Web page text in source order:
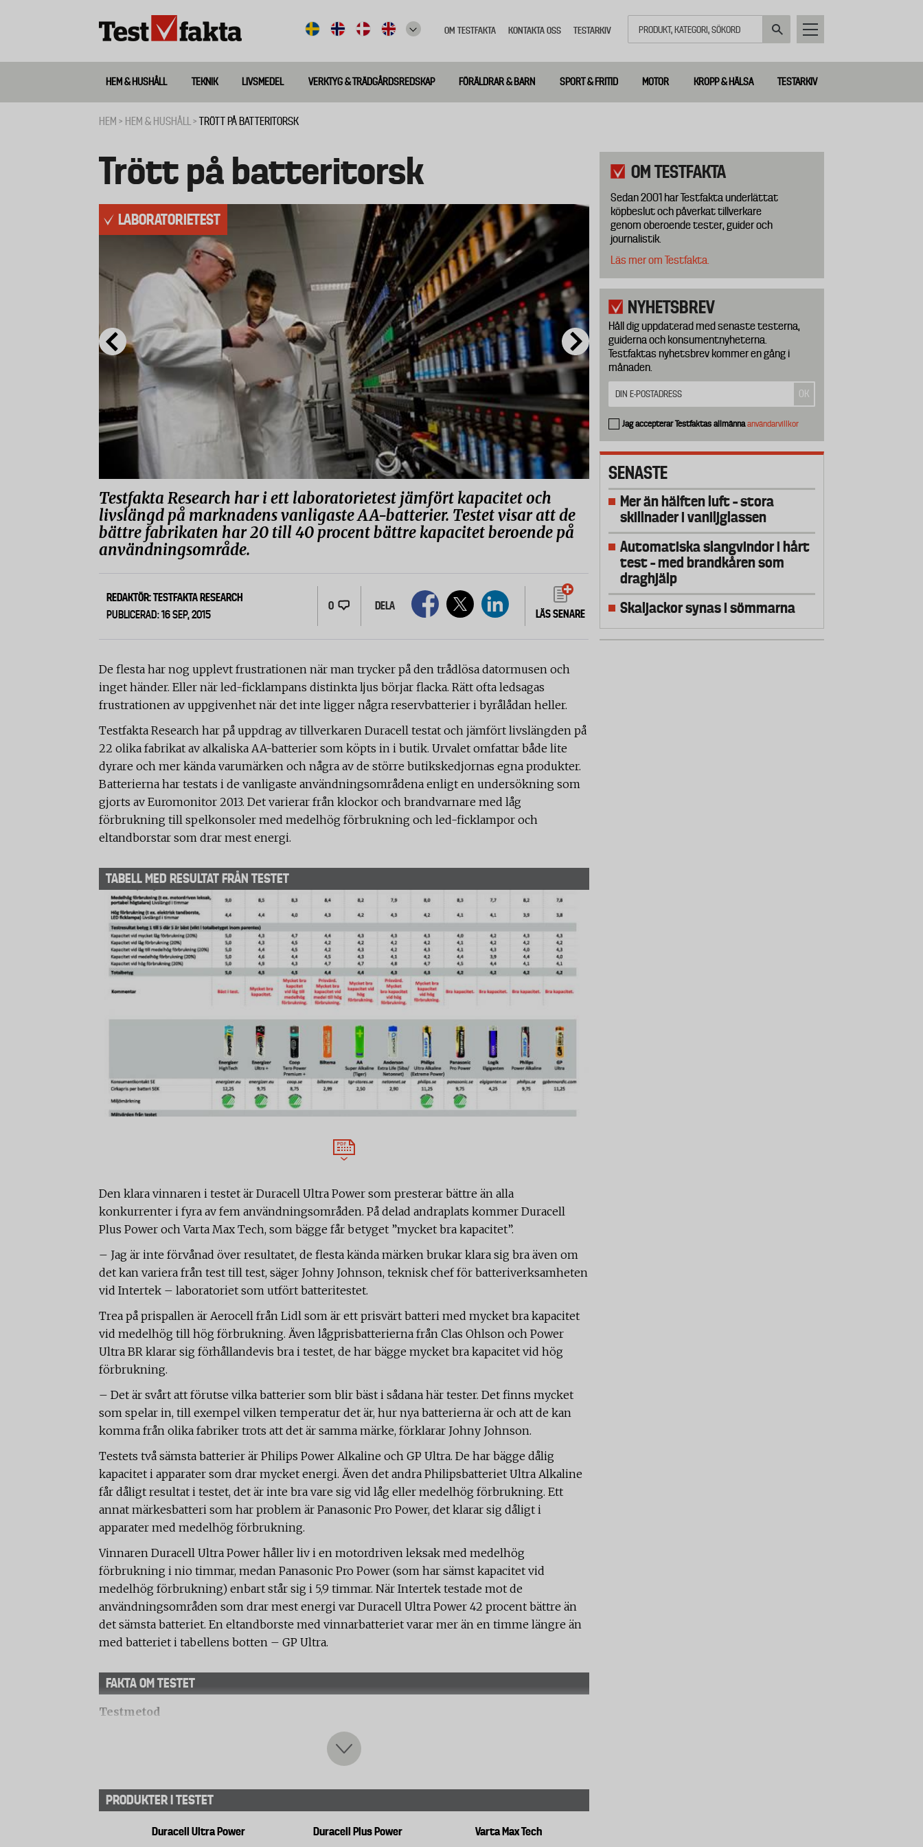
meny
OM TESTFAKTA KONTAKTA OSS TESTARKIV
Huvudmeny
ny
HEM & HUSHÅLL TEKNIK LIVSMEDEL VERKTYG & TRÄDGÅRDSREDSKAP FÖRÄLDRAR & BARN SPORT & FRITID MOTOR KROPP & HÄLSA TESTARKIV
HEM HEM & HUSHÅLL TRÖTT PÅ BATTERITORSK
Trött på batteritorsk
LABORATORIETEST
Testfakta Research har i ett laboratorietest jämfört kapacitet och
livslängd på marknadens vanligaste AA-batterier. Testet visar att de
bättre fabrikaten har 20 till 40 procent bättre kapacitet beroende på
användningsområde.
REDAKTÖR: TESTFAKTA RESEARCH
PUBLICERAD: 16 SEP, 2015
0 DELA
LÄS SENARE
De flesta har nog upplevt frustrationen när man trycker på den trådlösa datormusen och
inget händer. Eller när led-ficklampans distinkta ljus börjar flacka. Rätt ofta ledsagas
frustrationen av uppgivenhet när det inte ligger några reservbatterier i byrålådan heller.
Testfakta Research har på uppdrag av tillverkaren Duracell testat och jämfört livslängden på
22 olika fabrikat av alkaliska AA-batterier som köpts in i butik. Urvalet omfattar både lite
dyrare och mer kända varumärken och några av de större butikskedjornas egna produkter.
Batterierna har testats i de vanligaste användningsområdena enligt en undersökning som
gjorts av Euromonitor 2013. Det varierar från klockor och brandvarnare med låg
förbrukning till spelkonsoler med medelhög förbrukning och led-ficklampor och
eltandborstar som drar mest energi.
TABELL MED RESULTAT FRÅN TESTET
Den klara vinnaren i testet är Duracell Ultra Power som presterar bättre än alla
konkurrenter i fyra av fem användningsområden. På delad andraplats kommer Duracell
Plus Power och Varta Max Tech, som bägge får betyget ”mycket bra kapacitet”.
– Jag är inte förvånad över resultatet, de flesta kända märken brukar klara sig bra även om
det kan variera från test till test, säger Johny Johnson, teknisk chef för batteriverksamheten
vid Intertek – laboratoriet som utfört batteritestet.
Trea på prispallen är Aerocell från Lidl som är ett prisvärt batteri med mycket bra kapacitet
vid medelhög till hög förbrukning. Även lågprisbatterierna från Clas Ohlson och Power
Ultra BR klarar sig förhållandevis bra i testet, de har bägge mycket bra kapacitet vid hög
förbrukning.
– Det är svårt att förutse vilka batterier som blir bäst i sådana här tester. Det finns mycket
som spelar in, till exempel vilken temperatur det är, hur nya batterierna är och att de kan
komma från olika fabriker trots att det är samma märke, förklarar Johny Johnson.
Testets två sämsta batterier är Philips Power Alkaline och GP Ultra. De har bägge dålig
kapacitet i apparater som drar mycket energi. Även det andra Philipsbatteriet Ultra Alkaline
får dåligt resultat i testet, det är inte bra vare sig vid låg eller medelhög förbrukning. Ett
annat märkesbatteri som har problem är Panasonic Pro Power, det klarar sig dåligt i
apparater med medelhög förbrukning.
Vinnaren Duracell Ultra Power håller liv i en motordriven leksak med medelhög
förbrukning i nio timmar, medan Panasonic Pro Power (som har sämst kapacitet vid
medelhög förbrukning) enbart står sig i 5,9 timmar. När Intertek testade mot de
användningsområden som drar mest energi var Duracell Ultra Power 42 procent bättre än
det sämsta batteriet. En eltandborste med vinnarbatteriet varar mer än en timme längre än
med batteriet i tabellens botten – GP Ultra.
FAKTA OM TESTET
Testmetod
Laboratoriet har testat batteriernas livslängd vid olika typer användning som kräver olika
mycket av batteriet. I varje delmoment har 9 batterier från respektive fabrikat testats.
benämning på respektive applikation.
PRODUKTER I TESTET
Duracell Ultra Power Duracell Plus Power Varta Max Tech
OM TESTFAKTA
Sedan 2001 har Testfakta underlättat
köpbeslut och påverkat tillverkare
genom oberoende tester, guider och
journalistik.
Läs mer om Testfakta.
NYHETSBREV
Håll dig uppdaterad med senaste testerna,
guiderna och konsumentnyheterna.
Testfaktas nyhetsbrev kommer en gång i
månaden.
Jag accepterar Testfaktas allmännaanvändarvillkor
SENASTE
Mer än hälften luft – stora
skillnader i vaniljglassen
Automatiska slangvindor i hårt
test – med brandkåren som
draghjälp
Skaljackor synas i sömmarna